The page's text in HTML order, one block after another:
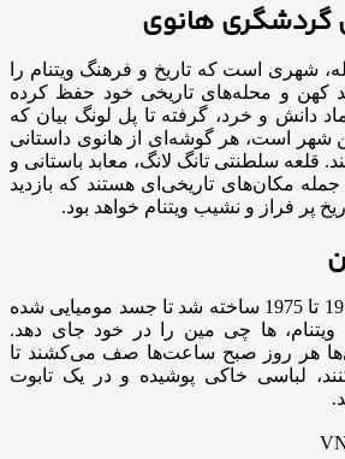
گردشگری هانوی
شهری است که تاریخ و فرهنگ ویتنام را
کهن و محله‌های تاریخی خود حفظ کرده
دانش و خرد، گرفته تا پل لونگ بیان که
شهر است، هر گوشه‌ای از هانوی داستانی
قلعه سلطنتی تانگ لانگ، معابد باستانی و
مکان‌های تاریخی‌ای هستند که بازدید
پر فراز و نشیب ویتنام خواهد بود.
این ساختمان از سال 1973 تا 1975 ساخته شد تا جسد مومیایی شده
ویتنام، ها چی مین را در خود جای دهد.
هر روز صبح ساعت‌ها صف می‌کشند تا
لباسی خاکی پوشیده و در یک تابوت